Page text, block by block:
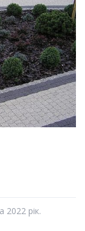
2022 рік.